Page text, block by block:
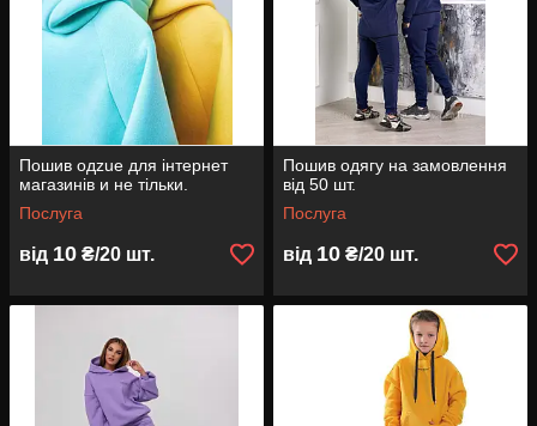
Пошив одzue для інтернет
магазинів и не тільки.
Послуга
від 10 ₴/20 шт.
Пошив одягу на замовлення
від 50 шт.
Послуга
від 10 ₴/20 шт.